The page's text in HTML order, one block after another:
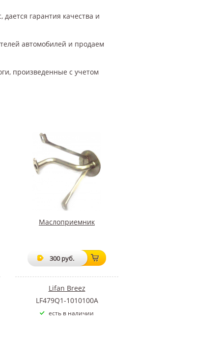
гарантия качества и
автомобилей и продаем
произведенные с учетом
Маслоприемник
300 руб.
Lifan Breez
LF479Q1-1010100A
есть в наличии